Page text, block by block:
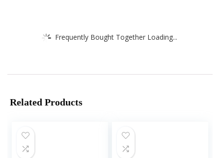
Frequently Bought Together Loading...
Related Products